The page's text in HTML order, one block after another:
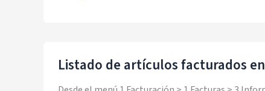
Listado de artículos facturados